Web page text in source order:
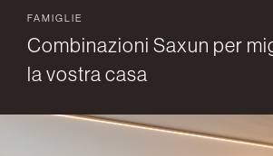
FAMIGLIE
Combinazioni Saxun per
la vostra casa